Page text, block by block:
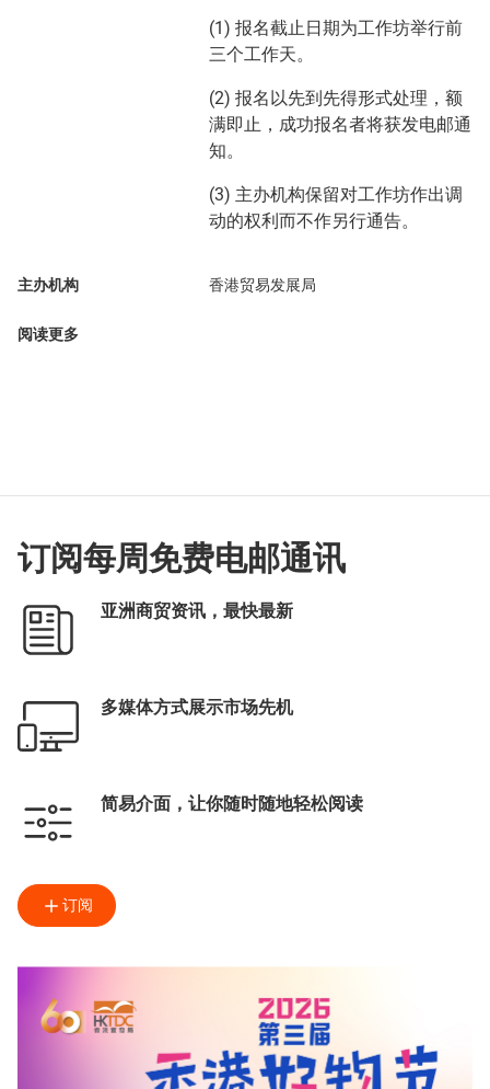
(1) 报名截止日期为工作坊举行前
三个工作天。
(2) 报名以先到先得形式处理，额
满即止，成功报名者将获发电邮通
知。
(3) 主办机构保留对工作坊作出调
动的权利而不作另行通告。
主办机构 香港贸易发展局
阅读更多
订阅每周免费电邮通讯
亚洲商贸资讯，最快最新
多媒体方式展示市场先机
简易介面，让你随时随地轻松阅读
订阅